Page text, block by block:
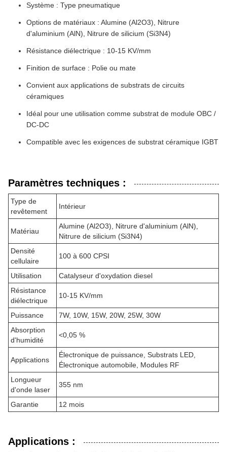
Système : Type pneumatique
Options de matériaux : Alumine (Al2O3), Nitrure
d'aluminium (AlN), Nitrure de silicium (Si3N4)
Résistance diélectrique : 10-15 KV/mm
Finition de surface : Polie ou mate
Convient aux applications de substrats de circuits
céramiques
Idéal pour une utilisation comme substrat de module OBC /
DC-DC
Compatible avec les exigences de substrat céramique IGBT
Paramètres techniques :
Type de
revêtement
Intérieur
Matériau
Alumine (Al2O3), Nitrure d'aluminium (AlN),
Nitrure de silicium (Si3N4)
Densité
cellulaire
100 à 600 CPSI
Utilisation
Catalyseur d'oxydation diesel
Résistance
diélectrique
10-15 KV/mm
Puissance
7W, 10W, 15W, 20W, 25W, 30W
Absorption
d'humidité
<0,05 %
Applications
Électronique de puissance, Substrats LED,
Électronique automobile, Modules RF
Longueur
d'onde laser
355 nm
Garantie 12 mois
Applications :